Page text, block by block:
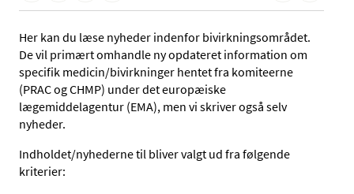
Her kan du læse nyheder indenfor bivirkningsområdet.
De vil primært omhandle ny opdateret information om
specifik medicin/bivirkninger hentet fra komiteerne
(PRAC og CHMP) under det europæiske
lægemiddelagentur (EMA), men vi skriver også selv
nyheder.
Indholdet/nyhederne til bliver valgt ud fra følgende
kriterier: